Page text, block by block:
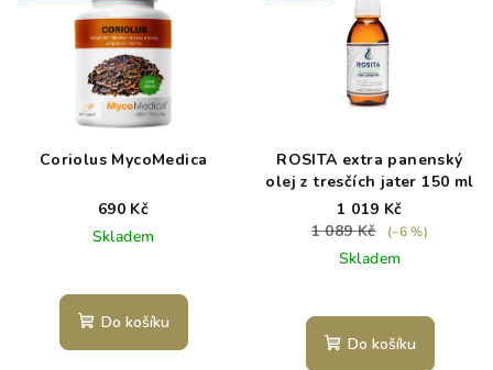
Coriolus MycoMedica
690 Kč
Skladem
Do košíku
ROSITA extra panenský
olej z tresčích jater 150 ml
1 019 Kč
1 089 Kč
(–6 %)
Skladem
hodnocení
produktu
Do košíku